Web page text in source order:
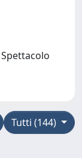
Tutti (144)